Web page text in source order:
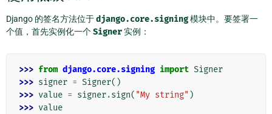
Django 的签名方法位于django.core.signing模块中。要签署一
个值，首先实例化一个Signer实例：
>>> from django.core.signing import Signer
>>> signer = Signer()
>>> value = signer.sign( "My string" )
>>> value